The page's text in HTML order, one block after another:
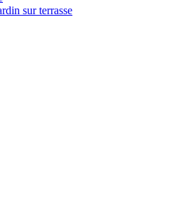
sur terrasse